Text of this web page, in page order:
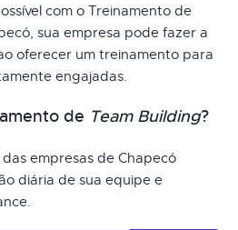
com o Treinamento de
sua empresa pode fazer a
oferecer um treinamento para
engajadas.
de Team Building?
empresas de Chapecó
diária de sua equipe e